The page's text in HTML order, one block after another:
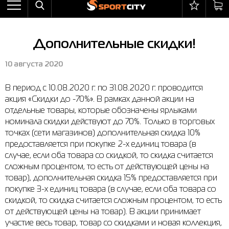
Назад
Ветровки
Жилеты
Комбинезоны
Купальники
Куртки
Леггинсы
Платья
Назад
Кроссовки
Пляжная обувь
Полуботинки
Сандалии
Назад
Бейсболки и панамы
Бокс
Горнолыжный инвентарь
Мячи
Перчатки
Плавание
Рюкзаки
Уходовые средства
Назад
Asics
Columbia
Evoids
Larum
New Balance
Nike
Radder
Назад
Брюки
Ветровки
Костюмы
Леггинсы
Толстовки
Футболки
Кроссовки
Назад
Возврат и обмен
Гарантия на товары
Магазины
Контакт центр
Частые вопросы (FAQ)
Новости
Личный кабинет
Дополнительные скидки!
10 августа 2020
В период с 10.08.2020 г. по 31.08.2020 г. проводится
акция «Скидки до -70%». В рамках данной акции на
отдельные товары, которые обозначены ярлыками
номинала скидки действуют до 70%. Только в торговых
точках (сети магазинов) дополнительная скидка 10%
предоставляется при покупке 2-х единиц товара (в
случае, если оба товара со скидкой, то скидка считается
сложным процентом, то есть от действующей цены на
товар), дополнительная скидка 15% предоставляется при
покупке 3-х единиц товара (в случае, если оба товара со
скидкой, то скидка считается сложным процентом, то есть
от действующей цены на товар). В акции принимает
участие весь товар, товар со скидками и новая коллекция,